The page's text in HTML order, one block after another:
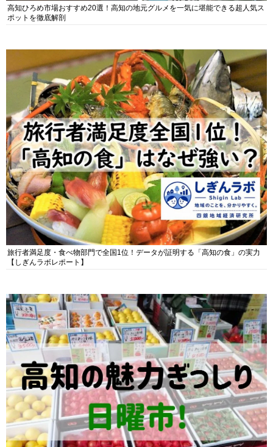
高知ひろめ市場おすすめ20選！高知の地元グルメを一気に堪能できる超人気ス
ポットを徹底解剖
旅行者満足度・食べ物部門で全国1位！データが証明する「高知の食」の実力
【しぎんラボレポート】